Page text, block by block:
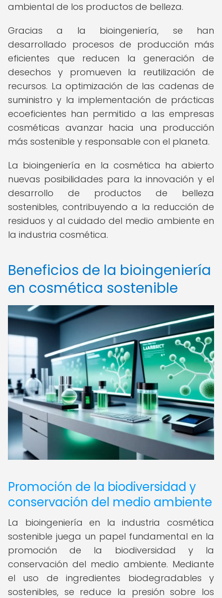
ambiental de los productos de belleza.
Gracias a la bioingeniería, se han
desarrollado procesos de producción más
eficientes que reducen la generación de
desechos y promueven la reutilización de
recursos. La optimización de las cadenas de
suministro y la implementación de prácticas
ecoeficientes han permitido a las empresas
cosméticas avanzar hacia una producción
más sostenible y responsable con el planeta.
La bioingeniería en la cosmética ha abierto
nuevas posibilidades para la innovación y el
desarrollo de productos de belleza
sostenibles, contribuyendo a la reducción de
residuos y al cuidado del medio ambiente en
la industria cosmética.
Beneficios de la bioingeniería
en cosmética sostenible
Promoción de la biodiversidad y
conservación del medio ambiente
La bioingeniería en la industria cosmética
sostenible juega un papel fundamental en la
promoción de la biodiversidad y la
conservación del medio ambiente. Mediante
el uso de ingredientes biodegradables y
sostenibles, se reduce la presión sobre los